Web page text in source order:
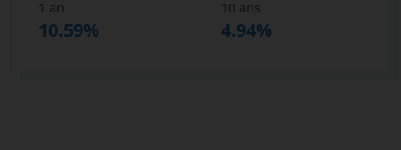
1 an 10 ans
10.59% 4.94%